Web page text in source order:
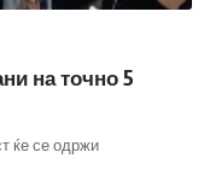
на точно 5
ќе се одржи